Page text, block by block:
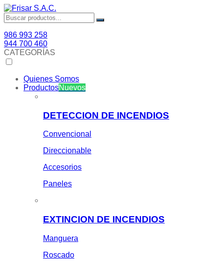
986 993 258
944 700 460
CATEGORÍAS
Quienes Somos
ProductosNuevos
DETECCION DE INCENDIOS
Convencional
Direccionable
Accesorios
Paneles
EXTINCION DE INCENDIOS
Manguera
Roscado